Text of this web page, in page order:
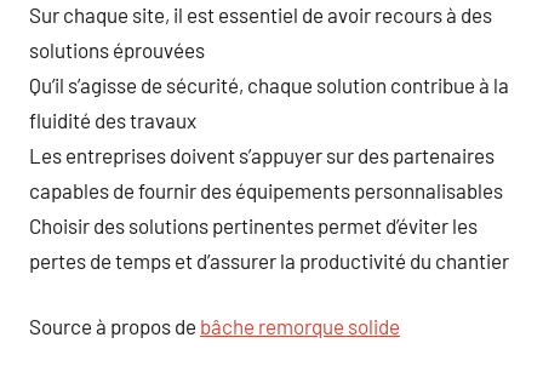
Sur chaque site, il est essentiel de avoir recours à des
solutions éprouvées
Qu’il s’agisse de sécurité, chaque solution contribue à la
fluidité des travaux
Les entreprises doivent s’appuyer sur des partenaires
capables de fournir des équipements personnalisables
Choisir des solutions pertinentes permet d’éviter les
pertes de temps et d’assurer la productivité du chantier
Source à propos de bâche remorque solide